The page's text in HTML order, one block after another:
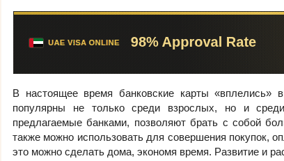
В настоящее время банковские карты
популярны не только среди взрослых, но и
предлагаемые банками, позволяют брать с собой
также можно использовать для совершения покупок,
это можно сделать дома, экономя время. Развитие и